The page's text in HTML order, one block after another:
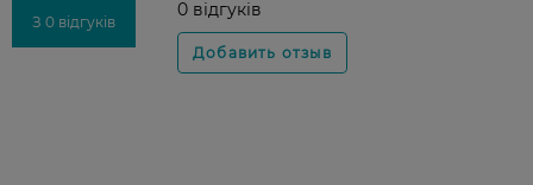
З 0 відгуків
0 відгуків